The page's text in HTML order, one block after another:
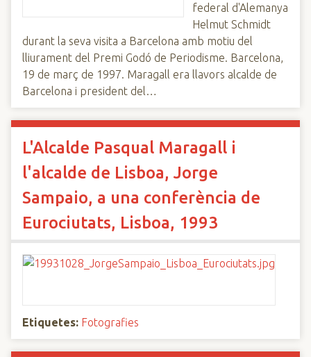
federal d'Alemanya
Helmut Schmidt
durant la seva visita a Barcelona amb motiu del
lliurament del Premi Godó de Periodisme. Barcelona,
19 de març de 1997. Maragall era llavors alcalde de
Barcelona i president del…
L'Alcalde Pasqual Maragall i
l'alcalde de Lisboa, Jorge
Sampaio, a una conferència de
Eurociutats, Lisboa, 1993
Etiquetes: Fotografies